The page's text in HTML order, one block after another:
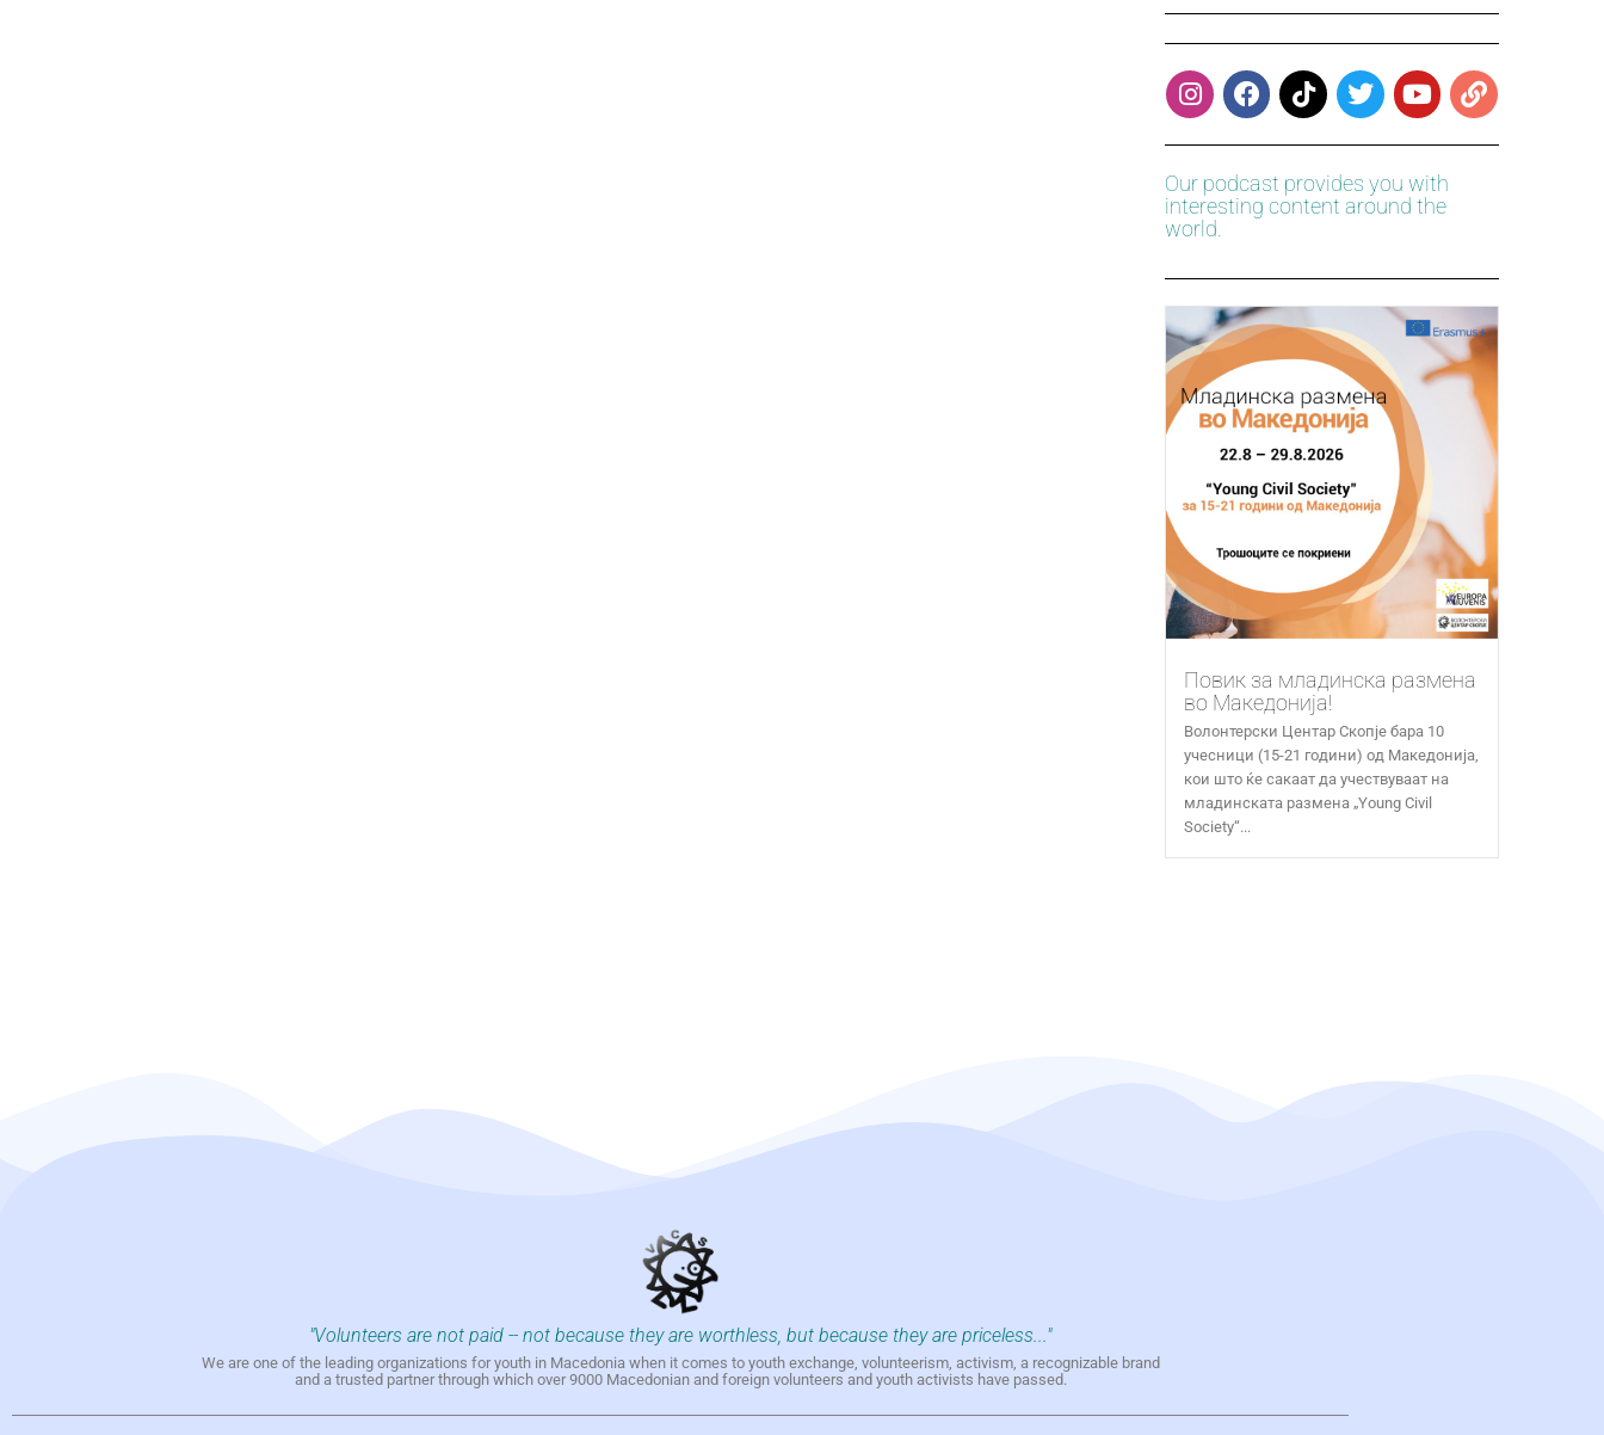
Our podcast provides you with
interesting content around the
world.
Повик за младинска размена
во Македонија!
Волонтерски Центар Скопје бара 10
учесници (15-21 години) од Македонија,
кои што ќе сакаат да учествуваат на
младинската размена „Young Civil
Society“...
"Volunteers are not paid -- not because they are worthless, but because they are priceless..."
We are one of the leading organizations for youth in Macedonia when it comes to youth exchange, volunteerism, activism, a recognizable brand
and a trusted partner through which over 9000 Macedonian and foreign volunteers and youth activists have passed.